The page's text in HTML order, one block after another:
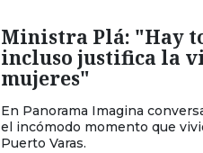
Ministra Plá: "Hay
incluso justifica la
mujeres"
En Panorama Imagina
el incómodo momento que
Puerto Varas.